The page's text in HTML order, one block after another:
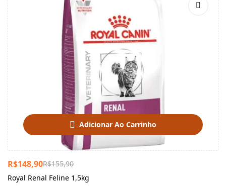
Adicionar Ao Carrinho
R$155,90
R$148,90
Royal Renal Feline 1,5kg